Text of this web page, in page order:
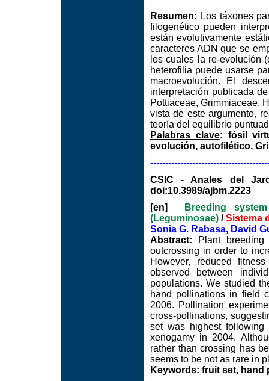
Resumen: Los táxones
filogenético pueden
están evolutivamente
caracteres ADN que se
los cuales la re-evolución
heterofilia puede usarse
macroevolución. El
interpretación publicada
Pottiaceae, Grimmiaceae,
vista de este argumento,
teoría del equilibrio
Palabras clave: fósil
evolución, autofilético,
CSIC - Anales del
doi:10.3989/ajbm.2223
[en]
Breeding
(Leguminosae) /Sistema
Sonia G. Rabasa, David
Abstract: Plant breeding
outcrossing in order to
However, reduced
observed between
populations. We studied
hand pollinations in field
2006. Pollination
cross-pollinations,
set was highest
xenogamy in 2004.
rather than crossing has
seems to be not as rare in
Keywords: fruit set, hand